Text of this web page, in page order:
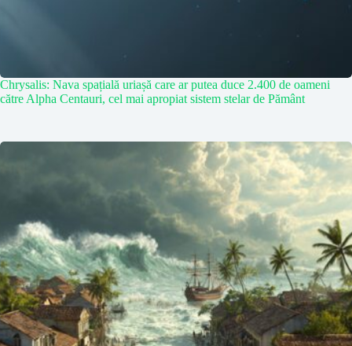
Chrysalis: Nava spațială uriașă care ar putea duce 2.400 de oameni
către Alpha Centauri, cel mai apropiat sistem stelar de Pământ